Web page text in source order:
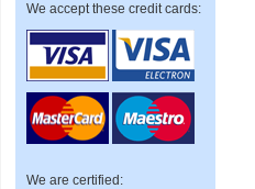
We accept these credit cards:
We are certified: